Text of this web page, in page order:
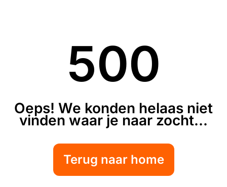
500
Oeps! We konden helaas niet
vinden waar je naar zocht...
Terug naar home